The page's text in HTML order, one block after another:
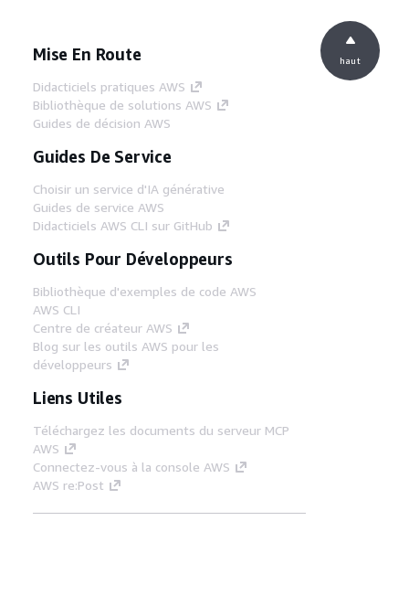
Mise En Route
Didacticiels pratiques AWS
Bibliothèque de solutions AWS
Guides de décision AWS
Guides De Service
Choisir un service d'IA générative
Guides de service AWS
Didacticiels AWS CLI sur GitHub
Outils Pour Développeurs
Bibliothèque d'exemples de code AWS
AWS CLI
Centre de créateur AWS
Blog sur les outils AWS pour les
développeurs
Liens Utiles
Téléchargez les documents du serveur MCP
AWS
Connectez-vous à la console AWS
AWS re:Post
haut